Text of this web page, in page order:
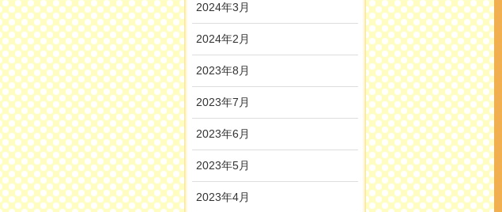
2024年3月
2024年2月
2023年8月
2023年7月
2023年6月
2023年5月
2023年4月